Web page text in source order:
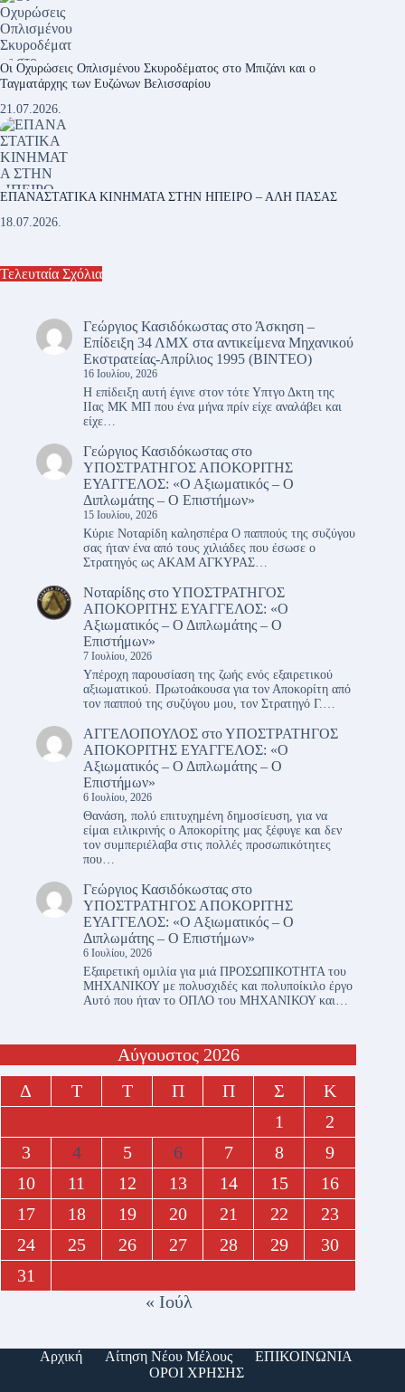
Οι Οχυρώσεις Οπλισμένου Σκυροδέματος στο Μπιζάνι και ο
Ταγματάρχης των Ευζώνων Βελισσαρίου
21.07.2026.
ΕΠΑΝΑΣΤΑΤΙΚΑ ΚΙΝΗΜΑΤΑ ΣΤΗΝ ΗΠΕΙΡΟ – ΑΛΗ ΠΑΣΑΣ
18.07.2026.
Τελευταία Σχόλια
Γεώργιος Κασιδόκωστας στο Άσκηση –
Επίδειξη 34 ΛΜΧ στα αντικείμενα Μηχανικού
Εκστρατείας-Απρίλιος 1995 (ΒΙΝΤΕΟ)
16 Ιουλίου, 2026
Η επίδειξη αυτή έγινε στον τότε Υπτγο Δκτη της
ΙΙας ΜΚ ΜΠ που ένα μήνα πρίν είχε αναλάβει και
είχε…
Γεώργιος Κασιδόκωστας στο
ΥΠΟΣΤΡΑΤΗΓΟΣ ΑΠΟΚΟΡΙΤΗΣ
ΕΥΑΓΓΕΛΟΣ: «Ο Αξιωματικός – Ο
Διπλωμάτης – Ο Επιστήμων»
15 Ιουλίου, 2026
Κύριε Νοταρίδη καλησπέρα Ο παππούς της συζύγου
σας ήταν ένα από τους χιλιάδες που έσωσε ο
Στρατηγός ως ΑΚΑΜ ΑΓΚΥΡΑΣ…
Νοταρίδης στοΥΠΟΣΤΡΑΤΗΓΟΣ
ΑΠΟΚΟΡΙΤΗΣ ΕΥΑΓΓΕΛΟΣ: «Ο
Αξιωματικός – Ο Διπλωμάτης – Ο
Επιστήμων»
7 Ιουλίου, 2026
Υπέροχη παρουσίαση της ζωής ενός εξαιρετικού
αξιωματικού. Πρωτοάκουσα για τον Αποκορίτη από
τον παππού της συζύγου μου, τον Στρατηγό Γ.…
ΑΓΓΕΛΟΠΟΥΛΟΣ στοΥΠΟΣΤΡΑΤΗΓΟΣ
ΑΠΟΚΟΡΙΤΗΣ ΕΥΑΓΓΕΛΟΣ: «Ο
Αξιωματικός – Ο Διπλωμάτης – Ο
Επιστήμων»
6 Ιουλίου, 2026
Θανάση, πολύ επιτυχημένη δημοσίευση, για να
είμαι ειλικρινής ο Αποκορίτης μας ξέφυγε και δεν
τον συμπεριέλαβα στις πολλές προσωπικότητες
που…
Γεώργιος Κασιδόκωστας στο
ΥΠΟΣΤΡΑΤΗΓΟΣ ΑΠΟΚΟΡΙΤΗΣ
ΕΥΑΓΓΕΛΟΣ: «Ο Αξιωματικός – Ο
Διπλωμάτης – Ο Επιστήμων»
6 Ιουλίου, 2026
Εξαιρετική ομιλία για μιά ΠΡΟΣΩΠΙΚΟΤΗΤΑ του
ΜΗΧΑΝΙΚΟΥ με πολυσχιδές και πολυποίκιλο έργο
Αυτό που ήταν το ΟΠΛΟ του ΜΗΧΑΝΙΚΟΥ και…
Αύγουστος 2026
Δ
Τ Τ Π Π Σ
Κ
1
2
3
4 5 6 7 8
9
10
11 12 13 14 15
16
17
18 19 20 21 22
23
24
25 26 27 28 29
30
31
« Ιούλ
Αρχική Αίτηση Νέου Μέλους
ΕΠΙΚΟΙΝΩΝΙΑ
ΟΡΟΙ ΧΡΗΣΗΣ